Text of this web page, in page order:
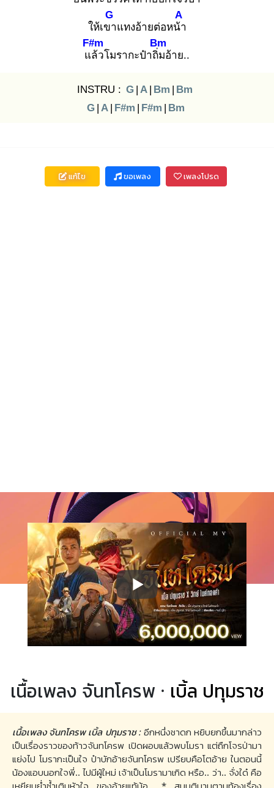
ให้เขา
G
แทงอ้ายต่อหน้า
A
แล้
F#m
วโมรากะป๋าถิ่ม
Bm
อ้าย..
INSTRU : G | A | Bm | Bm
G | A | F#m | F#m | Bm
แก้ไข ขอเพลง เพลงโปรด
เนื้อเพลง จันทโครพ · เบิ้ล ปทุมราช
เนื้อเพลง จันทโครพ เบิ้ล ปทุมราช : อีกหนึ่งชาดก หยิบยกขึ้นมากล่าว
เป็นเรื่องราวของท้าวจันทโครพ เปิดผอบแล้วพบโมรา แต่ถืกโจรป่ามา
แย่งไป โมรากะเป็นใจ ป๋าบักอ้ายจันทโครพ เปรียบคือโตอ้าย ในตอนนี้
น้องแอบนอกใจพี่.. ไปมีผู้ใหม่ เจ้าเป็นโมรามาเกิด หรือ.. ว่า.. จั่งใด๋ คือ